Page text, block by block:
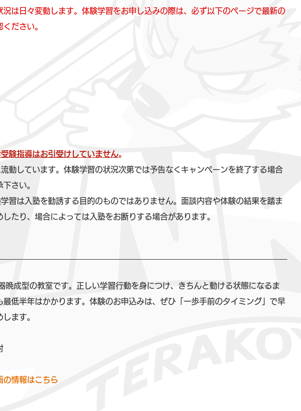
況は日々変動します。体験学習をお申し込みの際は、必ず以下のページで最新の
ださい。
験指導はお引受けしていません。
動しています。体験学習の状況次第では予告なくキャンペーンを終了する場合
さい。
習は入塾を勧誘する目的のものではありません。面談内容や体験の結果を踏ま
したり、場合によっては入塾をお断りする場合があります。
晩成型の教室です。正しい学習行動を身につけ、きちんと動ける状態になるま
最低半年はかかります。体験のお申込みは、ぜひ「一歩手前のタイミング」で早
ます。
情報はこちら